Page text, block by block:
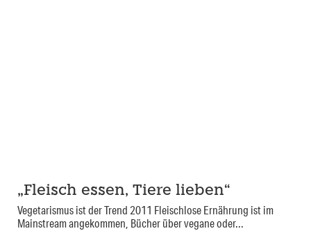
„Fleisch essen, Tiere lieben“
Vegetarismus ist der Trend 2011 Fleischlose Ernährung ist im
Mainstream angekommen, Bücher über vegane oder...